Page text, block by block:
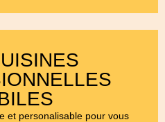
et personalisable pour vous